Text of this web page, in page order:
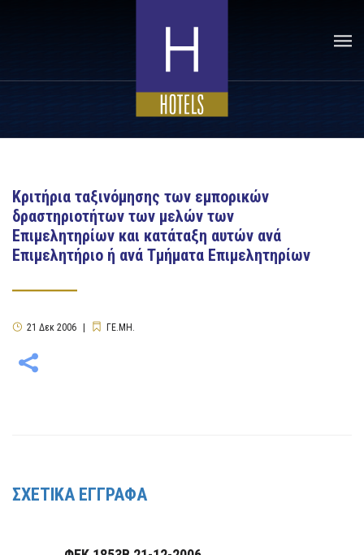
Κριτήρια ταξινόμησης των εμπορικών
δραστηριοτήτων των μελών των
Επιμελητηρίων και κατάταξη αυτών ανά
Επιμελητήριο ή ανά Τμήματα Επιμελητηρίων
21 Δεκ 2006 ΓΕ.ΜΗ.
ΣΧΕΤΙΚΑ ΕΓΓΡΑΦΑ